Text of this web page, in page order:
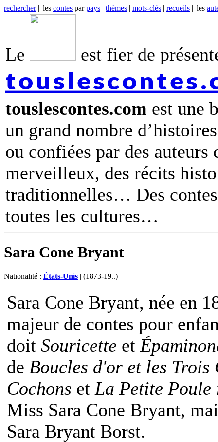
rechercher|| les contes parpays | thèmes | mots-clés | recueils || les
Le est fier de
touslescontes.com est une
un grand nombre
ou confiées par des
merveilleux, des récits
traditionnelles… Des
toutes les cultures
Sara Cone Bryant
Nationalité : États-Unis | (1873-19..)
Sara Cone Bryant, née en
majeur de contes pour
doit Souricette et
de Boucles d'or et les Trois
Cochons et La Petite Poule
Miss Sara Cone Bryant,
Sara Bryant Borst.